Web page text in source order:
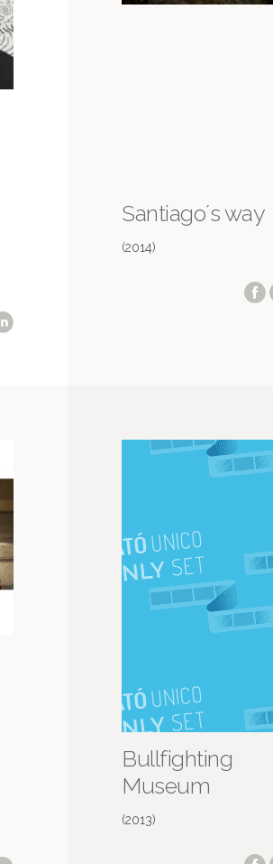
Santiago´s way
(2014)
Bullfighting
Museum
(2013)